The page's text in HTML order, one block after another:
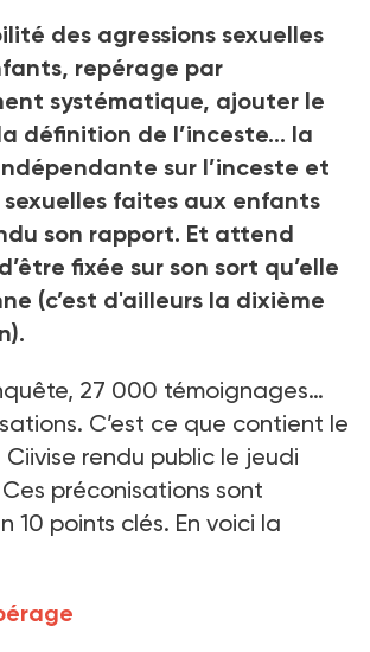
des agressions sexuelles
repérage par
systématique, ajouter le
définition de l’inceste… la
sur l’inceste et
sexuelles faites aux enfants
son rapport. Et attend
fixée sur son sort qu’elle
(c’est d'ailleurs la dixième
27 000 témoignages…
C’est ce que contient le
rendu public le jeudi
préconisations sont
10 points clés. En voici la